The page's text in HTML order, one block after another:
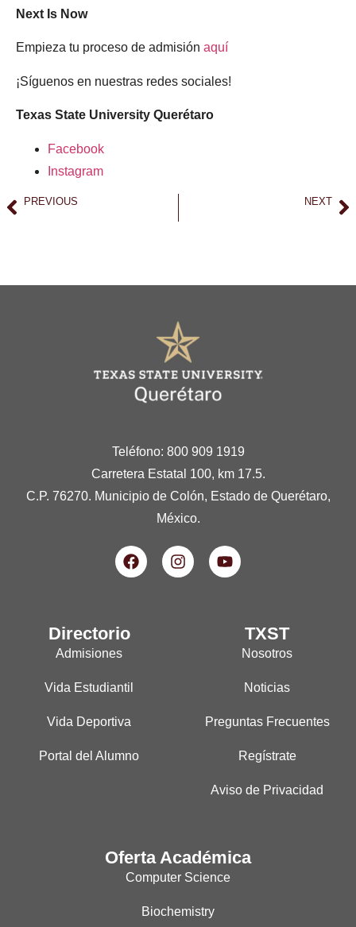
Next Is Now
Empieza tu proceso de admisión aquí
¡Síguenos en nuestras redes sociales!
Texas State University Querétaro
Facebook
Instagram
PREVIOUS NEXT
Teléfono: 800 909 1919
Carretera Estatal 100, km 17.5.
C.P. 76270. Municipio de Colón, Estado de Querétaro,
México.
Directorio
Admisiones
Vida Estudiantil
Vida Deportiva
Portal del Alumno
TXST
Nosotros
Noticias
Preguntas Frecuentes
Regístrate
Aviso de Privacidad
Oferta Académica
Computer Science
Biochemistry